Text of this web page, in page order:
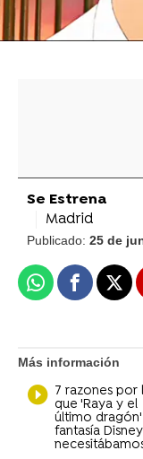
Se Estrena
Madrid
Publicado: 25 de
WhatsappFacebook
X
Más información
7 razones por
que 'Raya y el
último dragón'
fantasía